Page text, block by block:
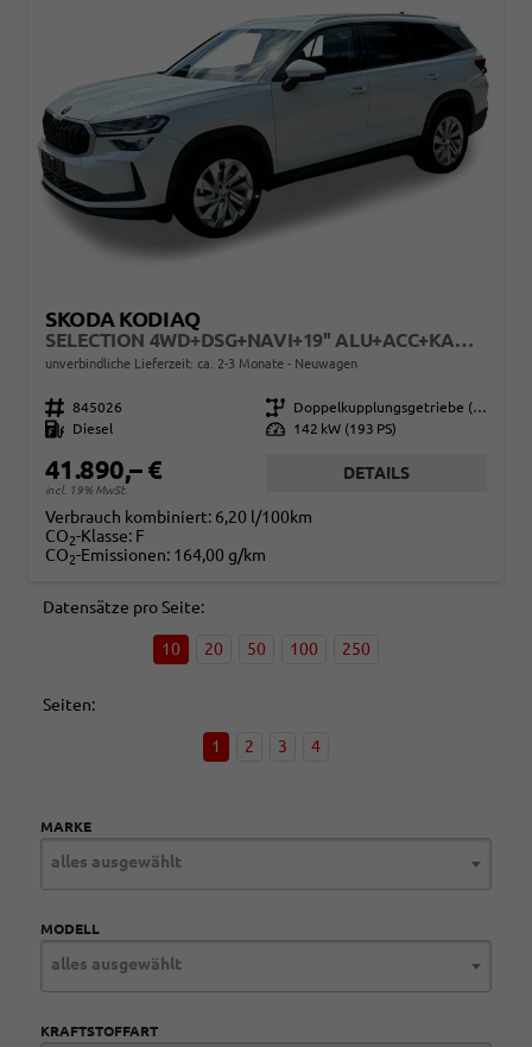
SKODA KODIAQ
SELECTION 4WD+DSG+NAVI+19'' ALU+ACC+KAMERA
unverbindliche Lieferzeit: ca. 2-3 Monate Neuwagen
Fahrzeugnr. 845026 Getriebe
Doppelkupplungsgetriebe (DSG)
Kraftstoff
Diesel Leistung 142 kW (193 PS)
41.890,– €
incl. 19% MwSt.
DETAILS
Verbrauch kombiniert: 6,20 l/100km
CO2-Klasse: F
CO2-Emissionen: 164,00 g/km
Datensätze pro Seite:
10 20 50 100 250
Seiten:
1 2 3 4
MARKE
alles ausgewählt
MODELL
alles ausgewählt
KRAFTSTOFFART